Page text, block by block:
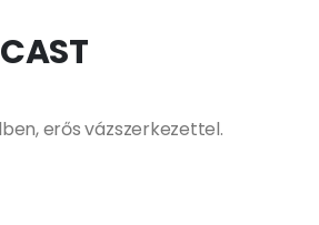
erős vázszerkezettel.